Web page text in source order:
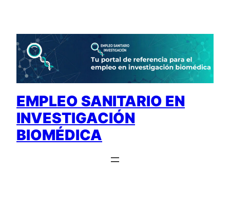
contenido
EMPLEO SANITARIO EN
INVESTIGACIÓN
BIOMÉDICA